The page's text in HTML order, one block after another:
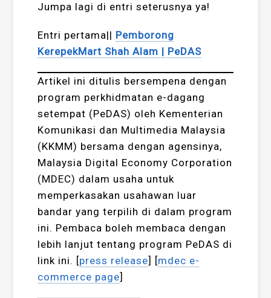
Jumpa lagi di entri seterusnya ya!
Entri pertama|| Pemborong
KerepekMart Shah Alam | PeDAS
Artikel ini ditulis bersempena dengan
program perkhidmatan e-dagang
setempat (PeDAS) oleh Kementerian
Komunikasi dan Multimedia Malaysia
(KKMM) bersama dengan agensinya,
Malaysia Digital Economy Corporation
(MDEC) dalam usaha untuk
memperkasakan usahawan luar
bandar yang terpilih di dalam program
ini. Pembaca boleh membaca dengan
lebih lanjut tentang program PeDAS di
link ini. [press release] [mdec e-
commerce page]